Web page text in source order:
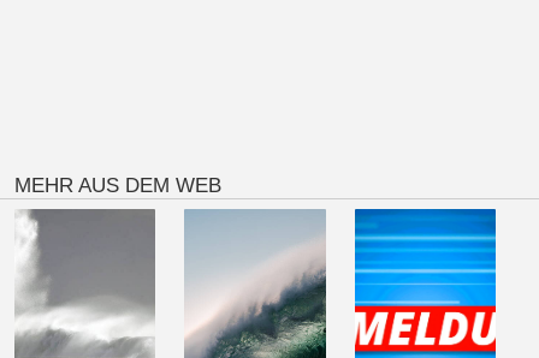
MEHR AUS DEM WEB